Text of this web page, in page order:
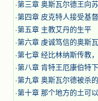
·第三章 奥斯瓦尔德王向
·第四章 皮克特人接受基
·第五章 主教艾丹的生平
·第六章 虔诚笃信的奥斯
·第七章 经比林纳斯传教
·第八章 肯特王厄康伯特
·第九章 奥斯瓦尔德被杀
·第十章 那个地方的土可